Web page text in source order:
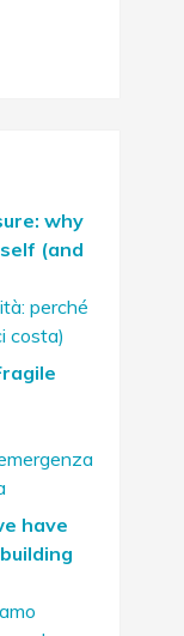
why
(and
perché
costa)
have